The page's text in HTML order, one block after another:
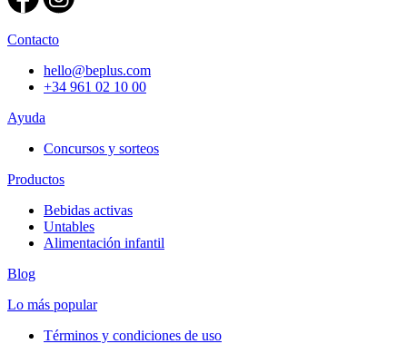
Contacto
hello@beplus.com
+34 961 02 10 00
Ayuda
Concursos y sorteos
Productos
Bebidas activas
Untables
Alimentación infantil
Blog
Lo más popular
Términos y condiciones de uso